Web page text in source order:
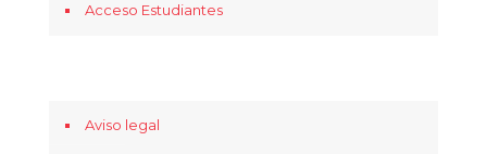
Acceso Estudiantes
Aviso legal